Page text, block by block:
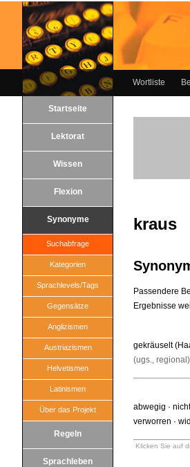
Wortliste
Startseite
Lektorat
Wissen
Flexion
Synonyme
Suchabfrage
Kategorien
Sprachlevels/Tags
Gegensätze
Anglizismen
Austriazismen
Helvetismen
Latinismen
Über das Projekt
Regeln
Sprachleben
kraus
Passendere
Ergebnisse
gekräuselt
(ugs., regional)
abwegig ·
verworren ·
Klicken Sie auf